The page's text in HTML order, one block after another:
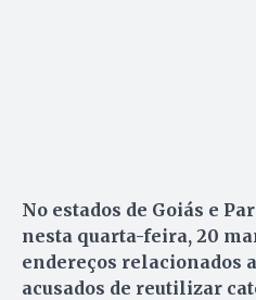
No estados de Goiás e
nesta quarta-feira, 20
endereços relacionados
acusados de reutilizar